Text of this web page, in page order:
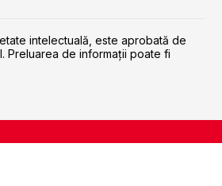
intelectuală, este aprobată de
Preluarea de informaţii poate fi